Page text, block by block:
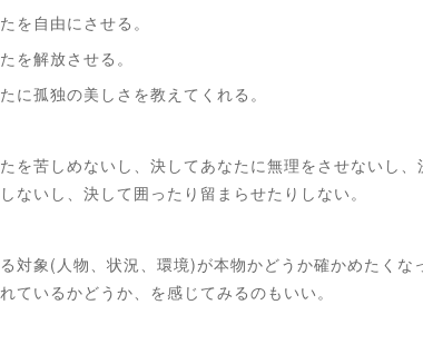
を自由にさせる。
を解放させる。
に孤独の美しさを教えてくれる。
を苦しめないし、決してあなたに無理をさせないし
ないし、決して囲ったり留まらせたりしない。
対象(人物、状況、環境)が本物かどうか確かめたく
ているかどうか、を感じてみるのもいい。